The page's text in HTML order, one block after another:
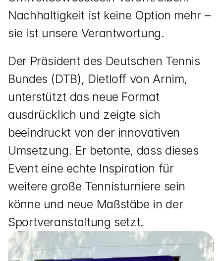
Nachhaltigkeit ist keine Option mehr –
sie ist unsere Verantwortung.
Der Präsident des Deutschen Tennis
Bundes (DTB), Dietloff von Arnim,
unterstützt das neue Format
ausdrücklich und zeigte sich
beeindruckt von der innovativen
Umsetzung. Er betonte, dass dieses
Event eine echte Inspiration für
weitere große Tennisturniere sein
könne und neue Maßstäbe in der
Sportveranstaltung setzt.